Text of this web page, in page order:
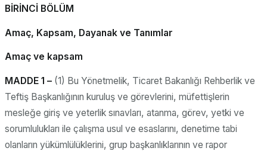
BİRİNCİ BÖLÜM
Amaç, Kapsam, Dayanak ve Tanımlar
Amaç ve kapsam
MADDE 1 – (1) Bu Yönetmelik, Ticaret Bakanlığı Rehberlik ve
Teftiş Başkanlığının kuruluş ve görevlerini, müfettişlerin
mesleğe giriş ve yeterlik sınavları, atanma, görev, yetki ve
sorumlulukları ile çalışma usul ve esaslarını, denetime tabi
olanların yükümlülüklerini, grup başkanlıklarının ve rapor